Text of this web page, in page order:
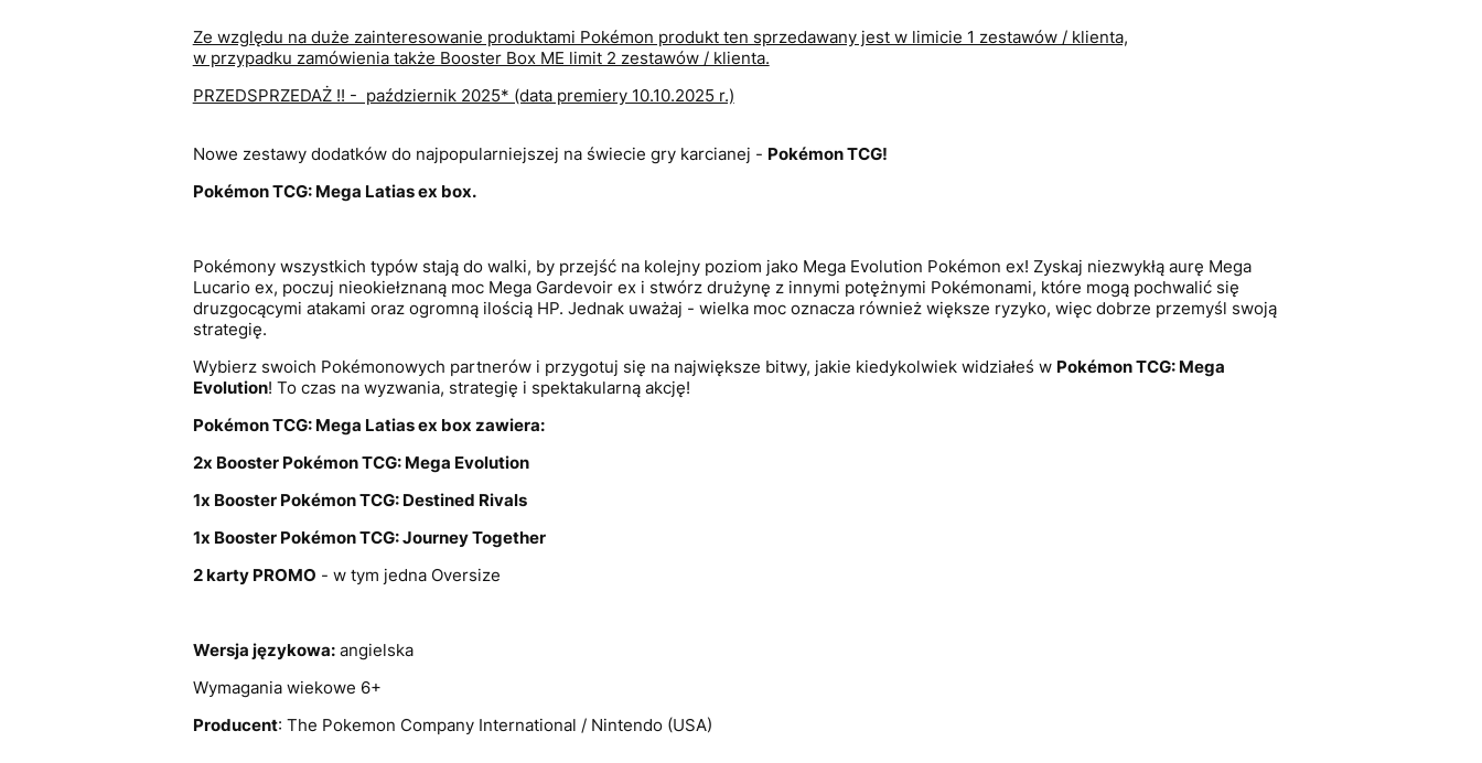
Ze względu na duże zainteresowanie produktami Pokémon produkt ten sprzedawany jest w limicie 1 zestawów / klienta,
w przypadku zamówienia także Booster Box ME limit 2 zestawów / klienta.
PRZEDSPRZEDAŻ !! - październik 2025* (data premiery 10.10.2025 r.)
Nowe zestawy dodatków do najpopularniejszej na świecie gry karcianej - PokémonTCG!
Pokémon TCG: Mega Latias ex box.
Pokémony wszystkich typów stają do walki, by przejść na kolejny poziom jako Mega Evolution Pokémon ex! Zyskaj niezwykłą aurę Mega
Lucario ex, poczuj nieokiełznaną moc Mega Gardevoir ex i stwórz drużynę z innymi potężnymi Pokémonami, które mogą pochwalić się
druzgocącymi atakami oraz ogromną ilością HP. Jednak uważaj - wielka moc oznacza również większe ryzyko, więc dobrze przemyśl swoją
strategię.
Wybierz swoich Pokémonowych partnerów i przygotuj się na największe bitwy, jakie kiedykolwiek widziałeś w Pokémon TCG: Mega
Evolution! To czas na wyzwania, strategię i spektakularną akcję!
Pokémon TCG: Mega Latias ex box zawiera:
2x Booster Pokémon TCG: Mega Evolution
1x Booster Pokémon TCG: Destined Rivals
1x Booster Pokémon TCG: Journey Together
2 karty PROMO - w tym jedna Oversize
Wersja językowa:angielska
Wymagania wiekowe 6+
Producent: The Pokemon Company International / Nintendo (USA)